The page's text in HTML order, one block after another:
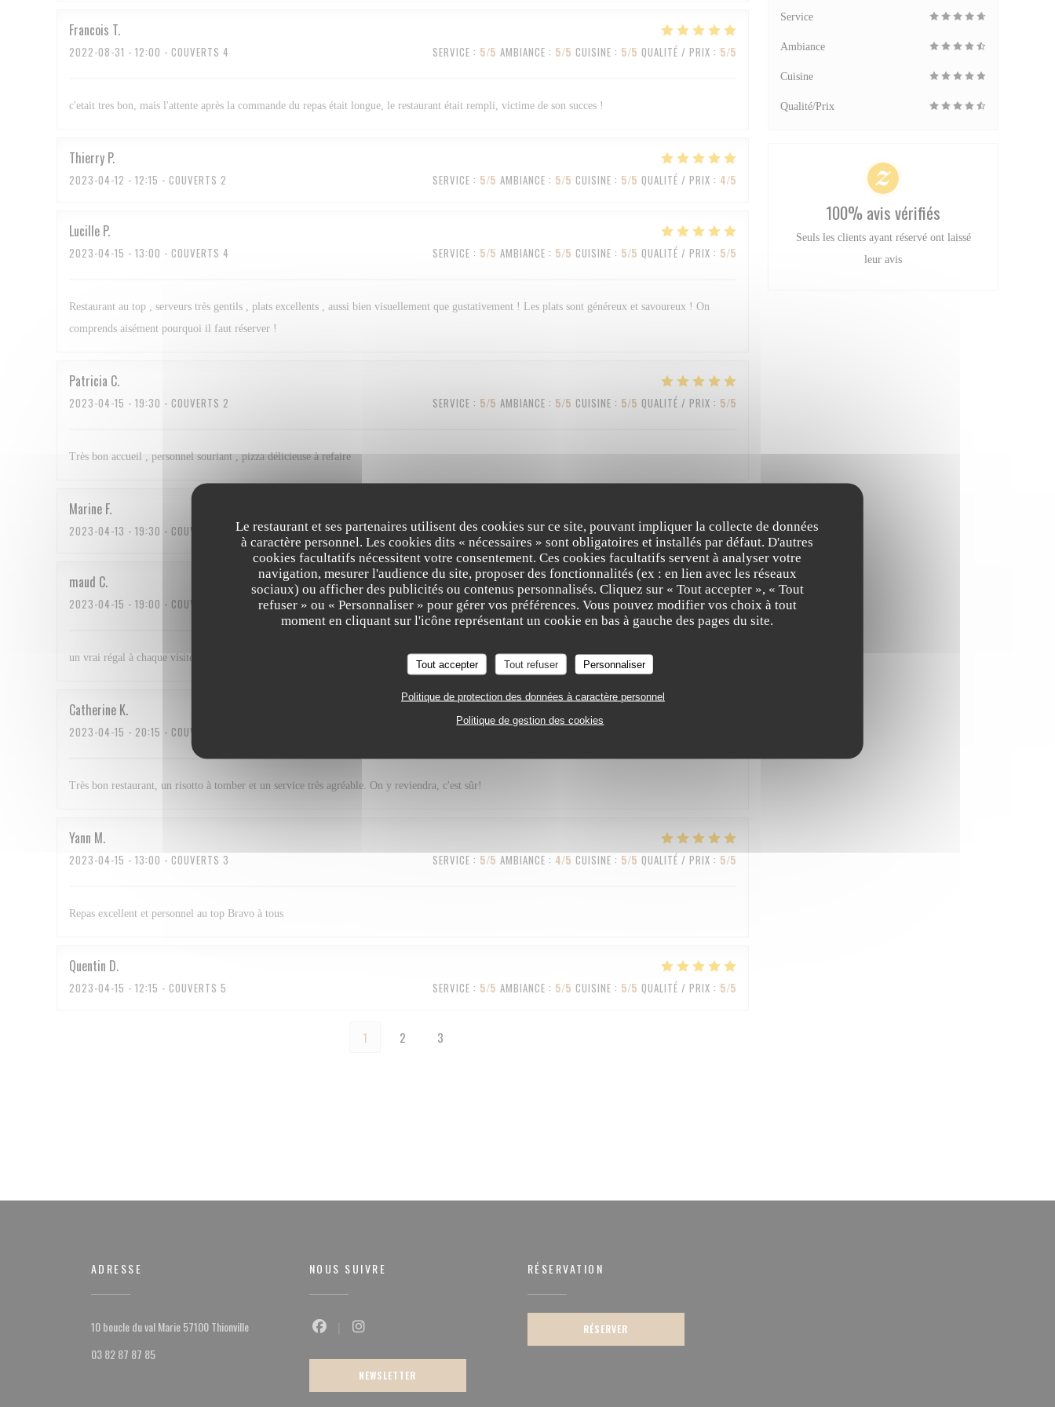
Le restaurant et ses partenaires utilisent des cookies sur ce site, pouvant impliquer la collecte de données
à caractère personnel. Les cookies dits « nécessaires » sont obligatoires et installés par défaut. D'autres
cookies facultatifs nécessitent votre consentement. Ces cookies facultatifs servent à analyser votre
navigation, mesurer l'audience du site, proposer des fonctionnalités (ex : en lien avec les réseaux
sociaux) ou afficher des publicités ou contenus personnalisés. Cliquez sur « Tout accepter », « Tout
refuser » ou « Personnaliser » pour gérer vos préférences. Vous pouvez modifier vos choix à tout
moment en cliquant sur l'icône représentant un cookie en bas à gauche des pages du site.
Tout accepter Tout refuser Personnaliser
Politique de protection des données à caractère personnel
Politique de gestion des cookies
Francois T
2022-08-31 - 12:00 - COUVERTS 4 SERVICE : 5/5 AMBIANCE : 5/5 CUISINE : 5/5 QUALITÉ / PRIX : 5/5
c'etait tres bon, mais l'attente après la commande du repas était longue, le restaurant était rempli, victime de son succes !
Thierry P
2023-04-12 - 12:15 - COUVERTS 2 SERVICE : 5/5 AMBIANCE : 5/5 CUISINE : 5/5 QUALITÉ / PRIX : 4/5
Lucille P
2023-04-15 - 13:00 - COUVERTS 4 SERVICE : 5/5 AMBIANCE : 5/5 CUISINE : 5/5 QUALITÉ / PRIX : 5/5
Restaurant au top , serveurs très gentils , plats excellents , aussi bien visuellement que gustativement ! Les plats sont généreux et savoureux ! On
comprends aisément pourquoi il faut réserver !
Patricia C
2023-04-15 - 19:30 - COUVERTS 2 SERVICE : 5/5 AMBIANCE : 5/5 CUISINE : 5/5 QUALITÉ / PRIX : 5/5
Très bon accueil , personnel souriant , pizza délicieuse à refaire
Marine F
2023-04-13 - 19:30 - COUVERTS 7 SERVICE: 4/5 AMBIANCE : 3 /5 CUISINE: 4/5 QUALITÉ / PRIX: 3/5
maud C
2023-04-15 - 19:00 - COUVERTS 5 SERVICE: 5 /5 AMBIANCE: 5/5 CUISINE : 5/5 QUALITÉ / PRIX: 4/5
un vrai régal à chaque visite ! nous revenons avec plaisir
Catherine K
2023-04-15 - 20:15 - COUVERTS 2
Très bon restaurant, un risotto à tomber et un service très agréable. On y reviendra, c'est sûr!
Yann M
2023-04-15 - 13:00 - COUVERTS 3 SERVICE : 5/5 AMBIANCE : 4/5 CUISINE : 5/5 QUALITÉ / PRIX : 5/5
Repas excellent et personnel au top Bravo à tous
Quentin D
2023-04-15 - 12:15 - COUVERTS 5 SERVICE : 5/5 AMBIANCE : 5/5 CUISINE : 5/5 QUALITÉ / PRIX : 5/5
1 2 3
Service
Ambiance
Cuisine
Qualité/Prix
100% avis vérifiés
Seuls les clients ayant réservé ont laissé
leur avis
ADRESSE
10 boucle du val Marie 57100 Thionville((ouvre une nouvelle fenêtre))
03 82 87 87 85
NOUS SUIVRE
Facebook ((ouvre une nouvelle fenêtre))
NEWSLETTER
RÉSERVATION
RÉSERVER